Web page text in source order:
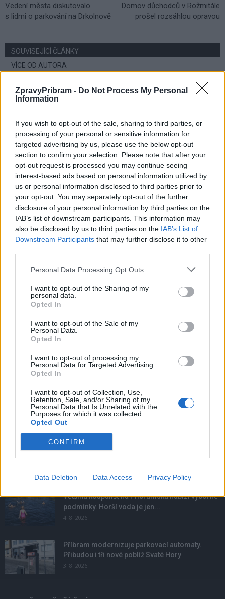
ZpravyPribram - Do Not Process My Personal
Information
If you wish to opt-out of the sale, sharing to third parties, or
processing of your personal or sensitive information for
targeted advertising by us, please use the below opt-out
section to confirm your selection. Please note that after your
opt-out request is processed you may continue seeing
interest-based ads based on personal information utilized by
us or personal information disclosed to third parties prior to
your opt-out. You may separately opt-out of the further
disclosure of your personal information by third parties on the
IAB’s list of downstream participants. This information may
also be disclosed by us to third parties on the IAB’s List of
Downstream Participants that may further disclose it to other
Personal Data Processing Opt Outs
I want to opt-out of the Sharing of my
personal data.
Opted In
I want to opt-out of the Sale of my
Personal Data.
Opted In
I want to opt-out of processing my
Personal Data for Targeted Advertising.
Opted In
I want to opt-out of Collection, Use,
Retention, Sale, and/or Sharing of my
Personal Data that Is Unrelated with the
Purposes for which it was collected.
Opted Out
CONFIRM
Data Deletion Data Access Privacy Policy
Vedení města diskutovalo
s lidmi o parkování na Drkolnově
Domov důchodců v Rožmitále
prošel rozsáhlou opravou
SOUVISEJÍCÍ ČLÁNKY
VÍCE OD AUTORA
Přípravy na komunální a senátní volby
Volby
Karpíšek chce vést ANO do komunálních
voleb. Konvalinka už dříve oznámil konec
Volby
Z Příbramska se do Sněmovny dostal
pouze Tomáš Helebrant z hnutí ANO
NOVINKY
Obděnice vzpomínaly na filmovou legendu
6. 8. 2026
Většina koupališť na Příbramsku nabízí výborné
podmínky. Horší voda je jen...
4. 8. 2026
Příbram modernizuje parkovací automaty.
Přibudou i tři nové poblíž Svaté Hory
3. 8. 2026